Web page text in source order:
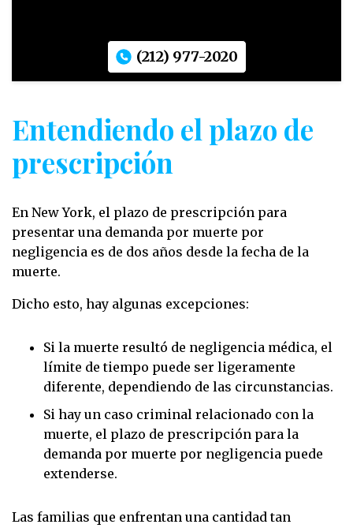
(212) 977-2020
Entendiendo el plazo de
prescripción
En New York, el plazo de prescripción para
presentar una demanda por muerte por
negligencia es de dos años desde la fecha de la
muerte.
Dicho esto, hay algunas excepciones:
Si la muerte resultó de negligencia médica, el
límite de tiempo puede ser ligeramente
diferente, dependiendo de las circunstancias.
Si hay un caso criminal relacionado con la
muerte, el plazo de prescripción para la
demanda por muerte por negligencia puede
extenderse.
Las familias que enfrentan una cantidad tan